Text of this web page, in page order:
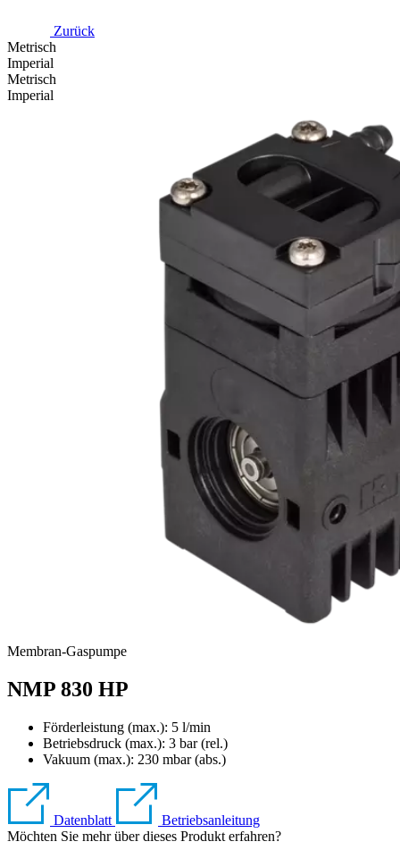
Zurück
Metrisch
Imperial
Metrisch
Imperial
Membran-Gaspumpe
NMP 830 HP
Förderleistung (max.): 5 l/min
Betriebsdruck (max.): 3 bar (rel.)
Vakuum (max.): 230 mbar (abs.)
Datenblatt
Betriebsanleitung
Möchten Sie mehr über dieses Produkt erfahren?